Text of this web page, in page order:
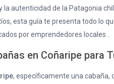
autenticidad de la Patagonia
esta guía te presenta todo lo
por emprendedores locales .
en Coñaripe para
, específicamente una cabaña,